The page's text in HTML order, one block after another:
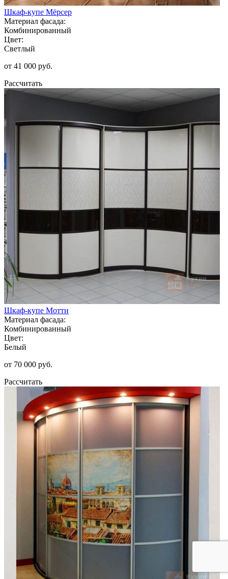
Шкаф-купе Мёрсер
Материал фасада:
Комбинированный
Цвет:
Светлый
от 41 000 руб.
Рассчитать
Шкаф-купе Мотти
Материал фасада:
Комбинированный
Цвет:
Белый
от 70 000 руб.
Рассчитать